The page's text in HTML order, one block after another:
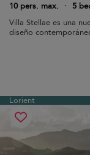
10 pers. max. · 5
Villa Stellae es una
diseño
Lorient